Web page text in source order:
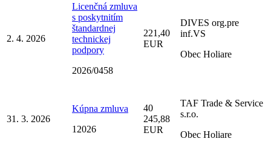
2. 4. 2026
Licenčná zmluva
s poskytnitím
štandardnej
technickej
podpory
2026/0458
221,40
EUR
DIVES org.pre
inf.VS
Obec Holiare
31. 3. 2026
Kúpna zmluva
12026
40
245,88
EUR
TAF Trade & Service
s.r.o.
Obec Holiare